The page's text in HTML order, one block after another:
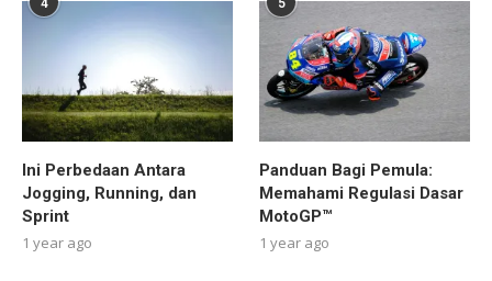
Ini Perbedaan Antara
Jogging, Running, dan
Sprint
1 year ago
Panduan Bagi Pemula:
Memahami Regulasi Dasar
MotoGP™
1 year ago